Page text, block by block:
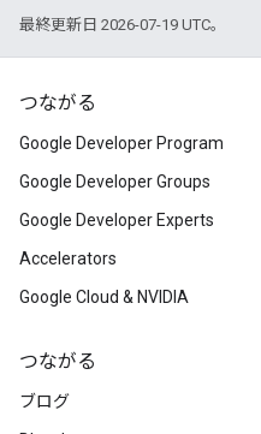
最終更新日 2026-07-19 UTC。
つながる
Google Developer Program
Google Developer Groups
Google Developer Experts
Accelerators
Google Cloud & NVIDIA
つながる
ブログ